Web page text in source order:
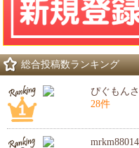
総合投稿数ランキング
ぴぐもん
28件